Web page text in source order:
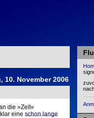
10. November 2006
die »Zeit«
eine schon lange